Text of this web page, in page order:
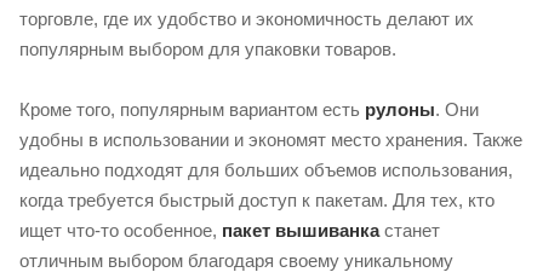
торговле, где их удобство и экономичность делают их
популярным выбором для упаковки товаров.
Кроме того, популярным вариантом есть рулоны. Они
удобны в использовании и экономят место хранения. Также
идеально подходят для больших объемов использования,
когда требуется быстрый доступ к пакетам. Для тех, кто
ищет что-то особенное, пакет вышиванкастанет
отличным выбором благодаря своему уникальному